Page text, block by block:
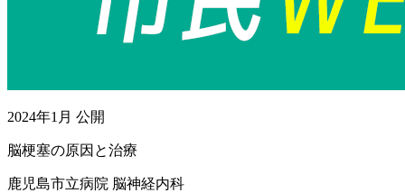
2024年1月 公開
脳梗塞の原因と治療
鹿児島市立病院 脳神経内科